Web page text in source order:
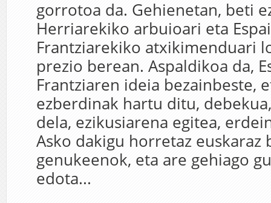
gorrotoa da. Gehienetan, beti
Herriarekiko arbuioari eta
Frantziarekiko atxikimenduari
prezio berean. Aspaldikoa da,
Frantziaren ideia bezainbeste,
ezberdinak hartu ditu,
dela, ezikusiarena egitea,
Asko dakigu horretaz euskaraz
genukeenok, eta are gehiago
edota...